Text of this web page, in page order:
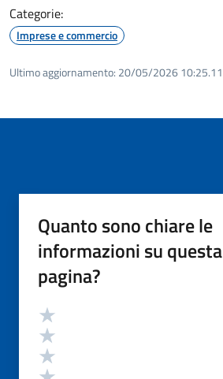
Categorie:
Imprese e commercio
Ultimo aggiornamento: 20/05/2026 10:25.11
Quanto sono chiare le
informazioni su questa
pagina?
Valutazione